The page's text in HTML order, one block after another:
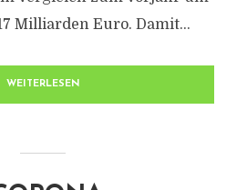
Milliarden Euro. Damit...
WEITERLESEN